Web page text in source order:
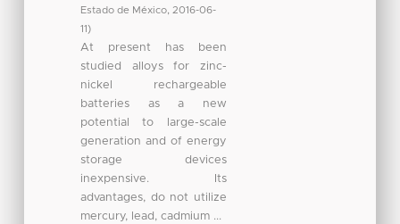
Estado de México, 2016-06-
11)
At present has been
studied alloys for zinc-
nickel rechargeable
batteries as a new
potential to large-scale
generation and of energy
storage devices
inexpensive. Its
advantages, do not utilize
mercury, lead, cadmium ...